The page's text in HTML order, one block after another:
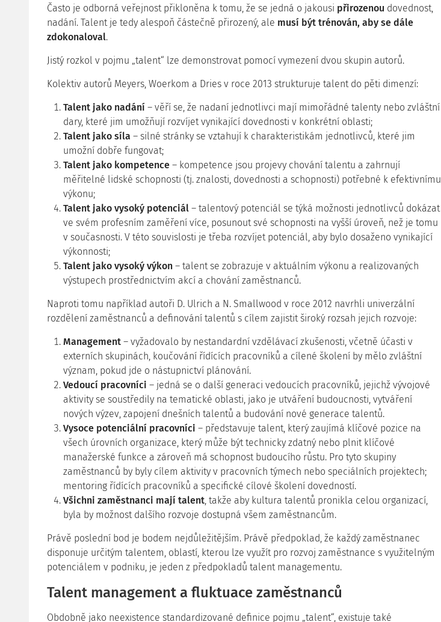
Často je odborná veřejnost přikloněna k tomu, že se jedná o jakousi přirozenou dovednost,
nadání. Talent je tedy alespoň částečně přirozený, ale musí být trénován, aby se dále
zdokonaloval.
Jistý rozkol v pojmu „talent“ lze demonstrovat pomocí vymezení dvou skupin autorů.
Kolektiv autorů Meyers, Woerkom a Dries v roce 2013 strukturuje talent do pěti dimenzí:
Talent jako nadání – věří se, že nadaní jednotlivci mají mimořádné talenty nebo zvláštní
dary, které jim umožňují rozvíjet vynikající dovednosti v konkrétní oblasti;
Talent jako síla – silné stránky se vztahují k charakteristikám jednotlivců, které jim
umožní dobře fungovat;
Talent jako kompetence – kompetence jsou projevy chování talentu a zahrnují
měřitelné lidské schopnosti (tj. znalosti, dovednosti a schopnosti) potřebné k efektivnímu
výkonu;
Talent jako vysoký potenciál – talentový potenciál se týká možnosti jednotlivců dokázat
ve svém profesním zaměření více, posunout své schopnosti na vyšší úroveň, než je tomu
v současnosti. V této souvislosti je třeba rozvíjet potenciál, aby bylo dosaženo vynikající
výkonnosti;
Talent jako vysoký výkon – talent se zobrazuje v aktuálním výkonu a realizovaných
výstupech prostřednictvím akcí a chování zaměstnanců.
Naproti tomu například autoři D. Ulrich a N. Smallwood v roce 2012 navrhli univerzální
rozdělení zaměstnanců a definování talentů s cílem zajistit široký rozsah jejich rozvoje:
Management – vyžadovalo by nestandardní vzdělávací zkušenosti, včetně účasti v
externích skupinách, koučování řídících pracovníků a cílené školení by mělo zvláštní
význam, pokud jde o nástupnictví plánování.
Vedoucí pracovníci – jedná se o další generaci vedoucích pracovníků, jejichž vývojové
aktivity se soustředily na tematické oblasti, jako je utváření budoucnosti, vytváření
nových výzev, zapojení dnešních talentů a budování nové generace talentů.
Vysoce potenciální pracovníci – představuje talent, který zaujímá klíčové pozice na
všech úrovních organizace, který může být technicky zdatný nebo plnit klíčové
manažerské funkce a zároveň má schopnost budoucího růstu. Pro tyto skupiny
zaměstnanců by byly cílem aktivity v pracovních týmech nebo speciálních projektech;
mentoring řídících pracovníků a specifické cílové školení dovedností.
Všichni zaměstnanci mají talent, takže aby kultura talentů pronikla celou organizací,
byla by možnost dalšího rozvoje dostupná všem zaměstnancům.
Právě poslední bod je bodem nejdůležitějším. Právě předpoklad, že každý zaměstnanec
disponuje určitým talentem, oblastí, kterou lze využít pro rozvoj zaměstnance s využitelným
potenciálem v podniku, je jeden z předpokladů talent managementu.
Talent management a fluktuace zaměstnanců
Obdobně jako neexistence standardizované definice pojmu „talent“, existuje také